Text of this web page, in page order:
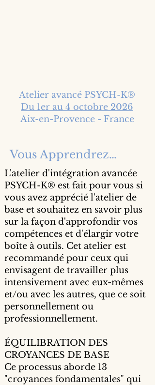
Atelier avancé PSYCH-K®
Du 1er au 4 octobre 2026
Aix-en-Provence - France
Vous Apprendrez…
L'atelier d'intégration avancée
PSYCH-K® est fait pour vous si
vous avez apprécié l'atelier de
base et souhaitez en savoir plus
sur la façon d'approfondir vos
compétences et d'élargir votre
boîte à outils. Cet atelier est
recommandé pour ceux qui
envisagent de travailler plus
intensivement avec eux-mêmes
et/ou avec les autres, que ce soit
personnellement ou
professionnellement.
ÉQUILIBRATION DES
CROYANCES DE BASE
Ce processus aborde 13
"croyances fondamentales" qui